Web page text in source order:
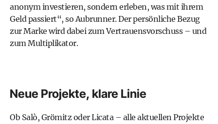
anonym investieren, sondern erleben, was mit ihrem
Geld passiert“, so Aubrunner. Der persönliche Bezug
zur Marke wird dabei zum Vertrauensvorschuss – und
zum Multiplikator.
Neue Projekte, klare Linie
Ob Salò, Grömitz oder Licata – alle aktuellen Projekte